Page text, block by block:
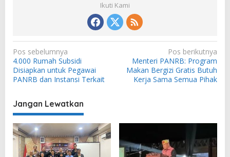
Ikuti Kami
N
a
v
g
a
s
Pos sebelumnya
4.000 Rumah Subsidi
Disiapkan untuk Pegawai
PANRB dan Instansi Terkait
Pos berikutnya
Menteri PANRB: Program
Makan Bergizi Gratis Butuh
Kerja Sama Semua Pihak
Jangan Lewatkan